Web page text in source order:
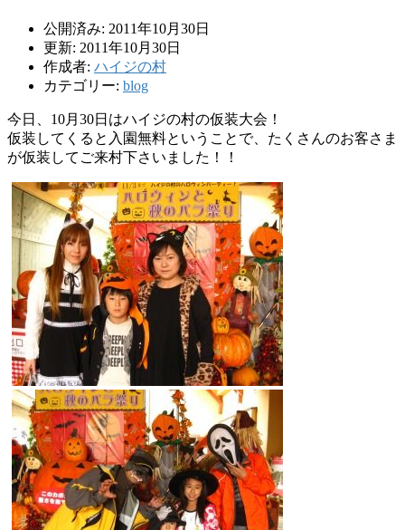
公開済み: 2011年10月30日
更新: 2011年10月30日
作成者: ハイジの村
カテゴリー: blog
今日、10月30日はハイジの村の仮装大会！
仮装してくると入園無料ということで、たくさんのお客さま
が仮装してご来村下さいました！！